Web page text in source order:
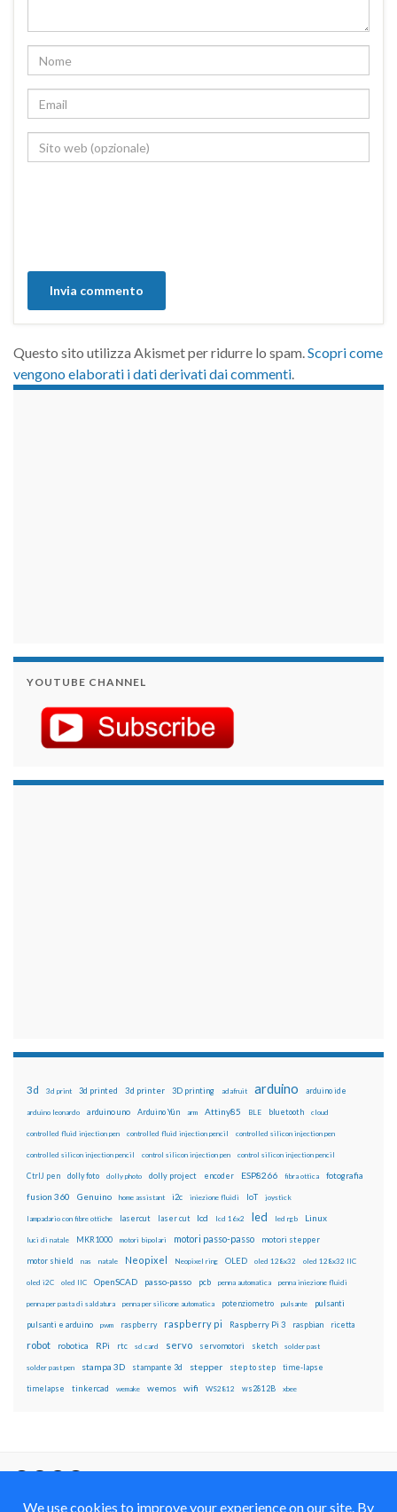
Questo sito utilizza Akismet per ridurre lo spam.Scopri come
vengono elaborati i dati derivati dai commenti.
YOUTUBE CHANNEL
3d 3d print 3d printed 3d printer 3D printing adafruit arduino arduino ide
arduino leonardo arduino uno Arduino Yún arm Attiny85 BLE bluetooth cloud
controlled fluid injection pen controlled fluid injection pencil controlled silicon injection pen
controlled silicon injection pencil control silicon injection pen control silicon injection pencil
CtrlJ pen dolly foto dolly photo dolly project encoder ESP8266 fibra ottica fotografia
fusion 360 Genuino home assistant i2c iniezione fluidi IoT joystick
lampadario con fibre ottiche lasercut laser cut lcd lcd 16x2 led led rgb Linux
luci di natale MKR1000 motori bipolari motori passo-passo motori stepper
motor shield nas natale Neopixel Neopixel ring OLED oled 128x32 oled 128x32 IIC
oled i2C oled IIC OpenSCAD passo-passo pcb penna automatica penna iniezione fluidi
penna per pasta di saldatura penna per silicone automatica potenziometro pulsante pulsanti
pulsanti e arduino pwm raspberry raspberry pi Raspberry Pi 3 raspbian ricetta
robot robotica RPi rtc sd card servo servomotori sketch solder past
solder past pen stampa 3D stampante 3d stepper step to step time-lapse
timelapse tinkercad wemake wemos wifi WS2812 ws2812B xbee
con Licenza
Creative Commons Attribution Non commercial Share